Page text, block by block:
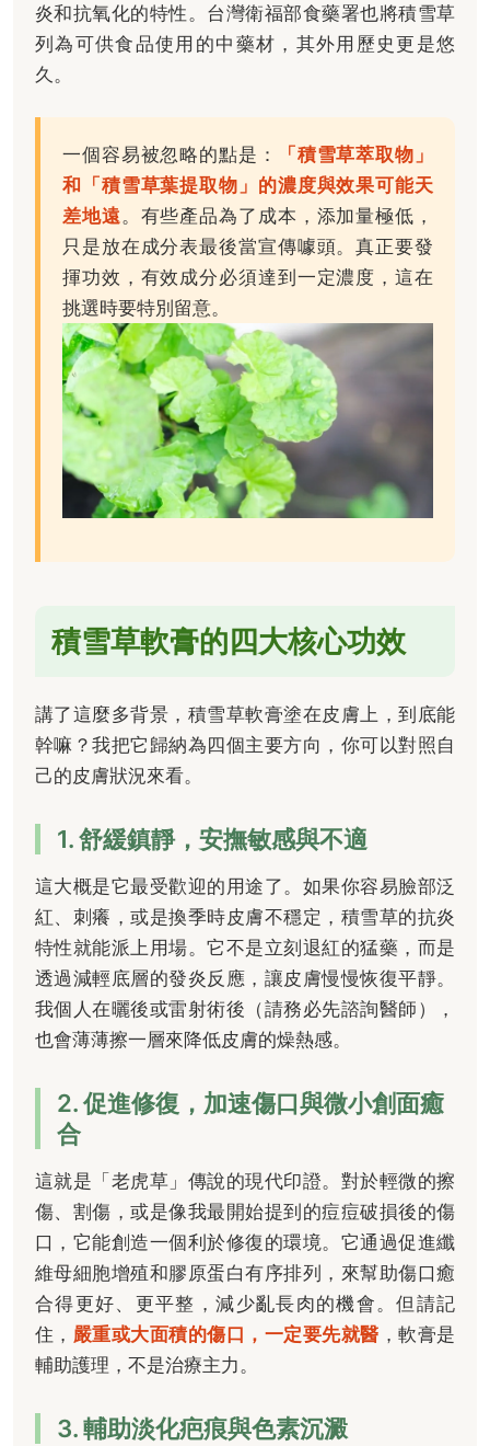
炎和抗氧化的特性。台灣衛福部食藥署也將積雪草
列為可供食品使用的中藥材，其外用歷史更是悠
久。
一個容易被忽略的點是：
「積雪草萃取物」
和「積雪草葉提取物」的濃度與效果可能天
差地遠 。有些產品為了成本，添加量極低，
只是放在成分表最後當宣傳噱頭。真正要發
揮功效，有效成分必須達到一定濃度，這在
挑選時要特別留意。
積雪草軟膏的四大核心功效
講了這麼多背景，積雪草軟膏塗在皮膚上，到底能
幹嘛？我把它歸納為四個主要方向，你可以對照自
己的皮膚狀況來看。
1. 舒緩鎮靜，安撫敏感與不適
這大概是它最受歡迎的用途了。如果你容易臉部泛
紅、刺癢，或是換季時皮膚不穩定，積雪草的抗炎
特性就能派上用場。它不是立刻退紅的猛藥，而是
透過減輕底層的發炎反應，讓皮膚慢慢恢復平靜。
我個人在曬後或雷射術後（請務必先諮詢醫師），
也會薄薄擦一層來降低皮膚的燥熱感。
2. 促進修復，加速傷口與微小創面癒
合
這就是「老虎草」傳說的現代印證。對於輕微的擦
傷、割傷，或是像我最開始提到的痘痘破損後的傷
口，它能創造一個利於修復的環境。它通過促進纖
維母細胞增殖和膠原蛋白有序排列，來幫助傷口癒
合得更好、更平整，減少亂長肉的機會。但請記
住， 嚴重或大面積的傷口，一定要先就醫 ，軟膏是
輔助護理，不是治療主力。
3. 輔助淡化疤痕與色素沉澱